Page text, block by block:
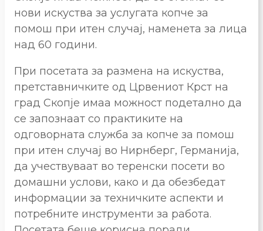
нови искуства за услугата копче за
помош при итен случај, наменета за лица
над 60 години.
При посетата за размена на искуства,
претставничките од Црвениот Крст на
град Скопје имаа можност подетално да
се запознаат со практиките на
одговорната служба за копче за помош
при итен случај во Нирнберг, Германија,
да учествуваат во теренски посети во
домашни услови, како и да обезбедат
информации за техничките аспекти и
потребните инструменти за работа.